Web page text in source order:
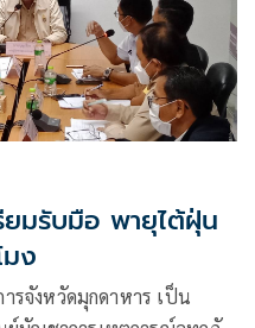
ยมรับมือ พายุไต้ฝุ่น
ง
รจังหวัดมุกดาหาร เป็น